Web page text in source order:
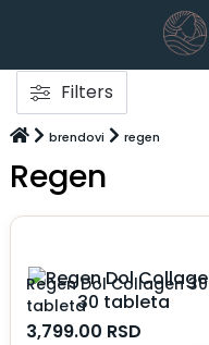
Filters
brendovi regen
Regen
Regen Dol Collagen 30
tableta
3,799.00 RSD